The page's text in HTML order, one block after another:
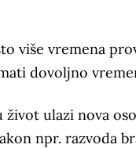
više vremena
dovoljno
život ulazi nova
npr. razvoda